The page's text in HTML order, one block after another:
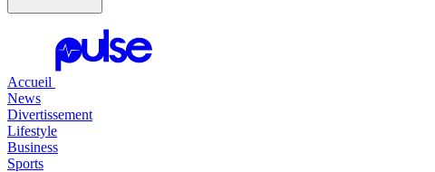
Accueil
News
Divertissement
Lifestyle
Business
Sports